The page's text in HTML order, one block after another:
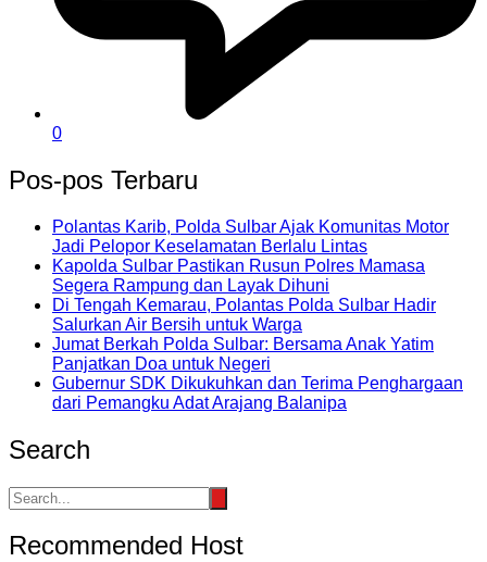
0
Pos-pos Terbaru
Polantas Karib, Polda Sulbar Ajak Komunitas Motor
Jadi Pelopor Keselamatan Berlalu Lintas
Kapolda Sulbar Pastikan Rusun Polres Mamasa
Segera Rampung dan Layak Dihuni
Di Tengah Kemarau, Polantas Polda Sulbar Hadir
Salurkan Air Bersih untuk Warga
Jumat Berkah Polda Sulbar: Bersama Anak Yatim
Panjatkan Doa untuk Negeri
Gubernur SDK Dikukuhkan dan Terima Penghargaan
dari Pemangku Adat Arajang Balanipa
Search
Recommended Host